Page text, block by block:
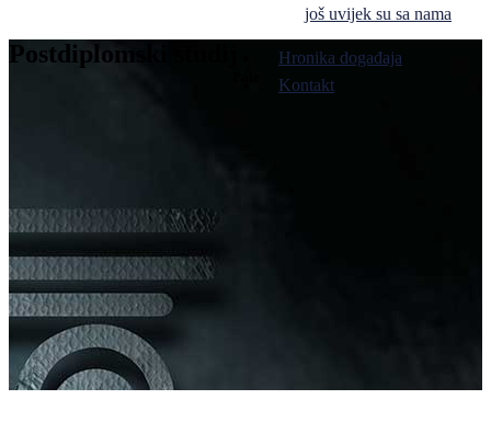
još uvijek su sa nama
Hronika događaja
Kontakt
Postdiplomski studij